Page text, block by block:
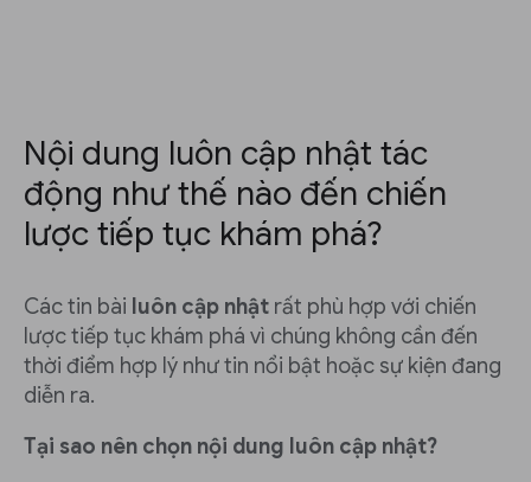
Nội dung luôn cập nhật tác
động như thế nào đến chiến
lược tiếp tục khám phá?
Các tin bài luôn cập nhật rất phù hợp với chiến
lược tiếp tục khám phá vì chúng không cần đến
thời điểm hợp lý như tin nổi bật hoặc sự kiện đang
diễn ra.
Tại sao nên chọn nội dung luôn cập nhật?